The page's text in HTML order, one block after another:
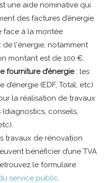
une aide nominative qui
des factures d’énergie
face à la montée
l'énergie, notamment
montant est de 100 €.
fourniture d’énergie: les
(EDF, Total, etc)
la réalisation de travaux
(diagnostics, conseils,
travaux de rénovation
bénéficier d’une TVA
le formulaire
service public.